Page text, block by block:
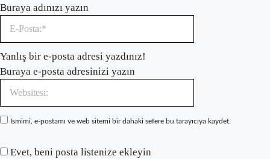
İsim:*
Buraya adınızı yazın
E-
Posta:*
Yanlış bir e-posta adresi yazdınız!
Buraya e-posta adresinizi yazın
Websitesi:
Ismimi, e-postamı ve web sitemi bir dahaki sefere bu tarayıcıya kaydet.
Evet, beni posta listenize ekleyin